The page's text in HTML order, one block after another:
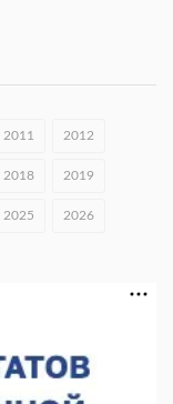
стан»
доблесть русского
2011 2012
2018 2019
2025 2026